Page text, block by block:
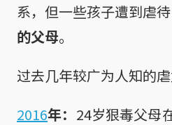
系，但一些孩子遭到虐待
的父母。
过去几年较广为人知的虐
2016年： 24岁狠毒父母